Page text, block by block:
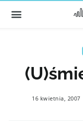
16 kwietnia, 2007